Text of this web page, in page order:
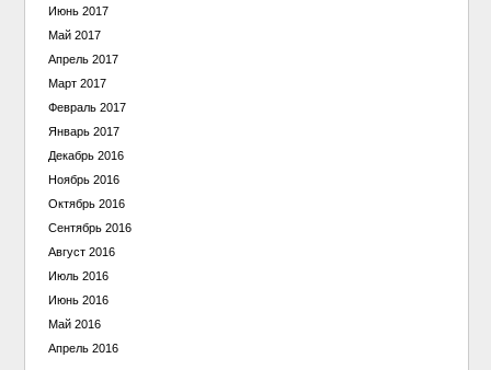
Июнь 2017
Май 2017
Апрель 2017
Март 2017
Февраль 2017
Январь 2017
Декабрь 2016
Ноябрь 2016
Октябрь 2016
Сентябрь 2016
Август 2016
Июль 2016
Июнь 2016
Май 2016
Апрель 2016